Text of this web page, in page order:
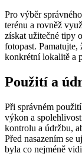
Pro výběr
terénu a rovněž
získat užitečné tipy
fotopast. Pamatujte,
konkrétní lokalitě a
Použití a
Při správném
výkon a
kontrolu a údržbu,
Před nasazením se
byla co nejméně